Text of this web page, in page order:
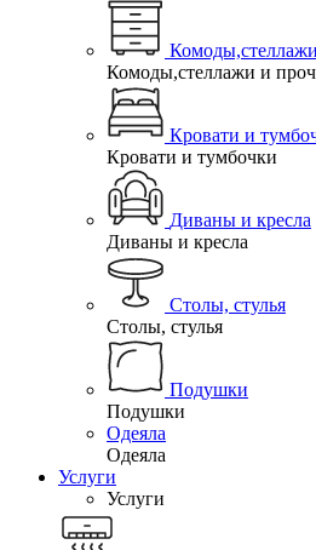
Комоды,стеллажи и
Кровати и
Кровати и тумбочки
Диваны и кресла
Диваны и кресла
Столы, стулья
Столы, стулья
Подушки
Подушки
Одеяла
Одеяла
Услуги
Услуги